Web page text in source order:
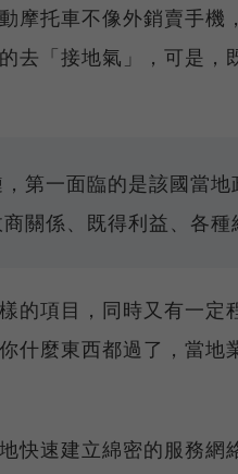
摩托車不像外銷賣手機
去「接地氣」，可是，
第一面臨的是該國當
關係、既得利益、各種
的項目，同時又有一定
什麼東西都過了，當地
快速建立綿密的服務